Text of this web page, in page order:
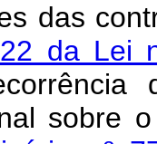
das
da Lei
sobre